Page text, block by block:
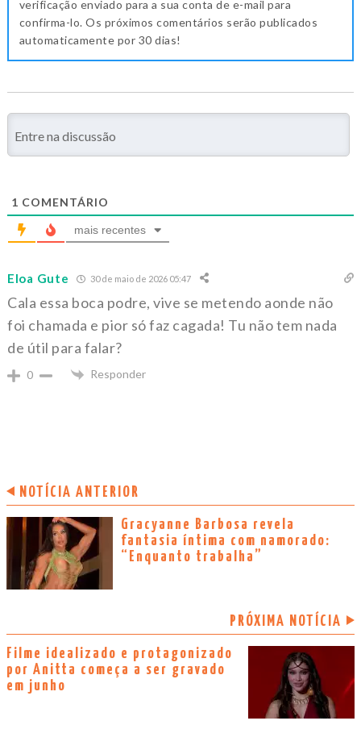
verificação enviado para a sua conta de e-mail para
confirma-lo. Os próximos comentários serão publicados
automaticamente por 30 dias!
1 COMENTÁRIO
mais recentes
Eloa Gute 30 de maio de 2026 05:47
Cala essa boca podre, vive se metendo aonde não
foi chamada e pior só faz cagada! Tu não tem nada
de útil para falar?
0 Responder
NOTÍCIA ANTERIOR
Gracyanne Barbosa revela
fantasia íntima com namorado:
“Enquanto trabalha”
PRÓXIMA NOTÍCIA
Filme idealizado e protagonizado
por Anitta começa a ser gravado
em junho